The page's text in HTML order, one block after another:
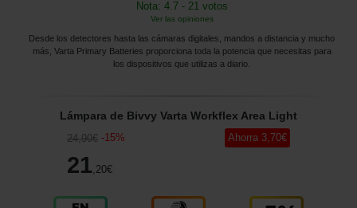
Nota: 4.7 - 21 votos
Ver las opiniones
Desde los detectores hasta las cámaras digitales, mandos a distancia y mucho
más, Varta Primary Batteries proporciona toda la potencia que necesitas para
los dispositivos que utilizas a diario.
Lámpara de Bivvy Varta Workflex Area Light
24,90€ -15%
21 ,20€
Ahorra 3,70€